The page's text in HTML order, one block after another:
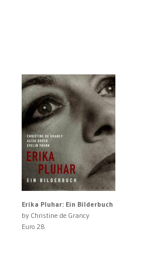
Erika Pluhar: Ein Bilderbuch
by Christine de Grancy
Euro 28